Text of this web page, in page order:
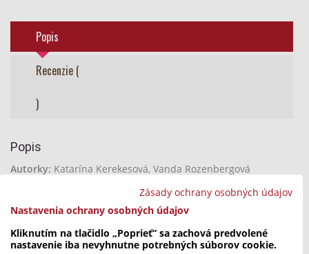
Zásady ochrany osobných údajov
Nastavenia ochrany osobných údajov
Kliknutím na tlačidlo „Poprieť“ sa zachová predvolené
nastavenie iba nevyhnutne potrebných súborov cookie.
do
vesmíruPopis
Recenzie (
)
Popis
Autorky: Katarína Kerekesová, Vanda Rozenbergová
pevná |Rozmer:165×230 mm |
ISBN:9788055663753 |Rok vydania:2023 |
|Vydavateľstvo:Slovart |4.diel série:Websterovci